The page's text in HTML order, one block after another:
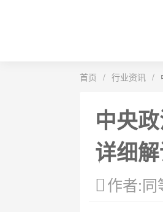
首页 / 行业资讯 /
中央
详细
作者:同